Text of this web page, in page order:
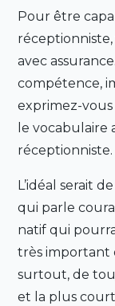
Pour être
avec
compétence,
exprimez-vous
le vocabulaire
réceptionniste.
L’idéal serait
qui parle
natif qui
très important
surtout, de
et la plus